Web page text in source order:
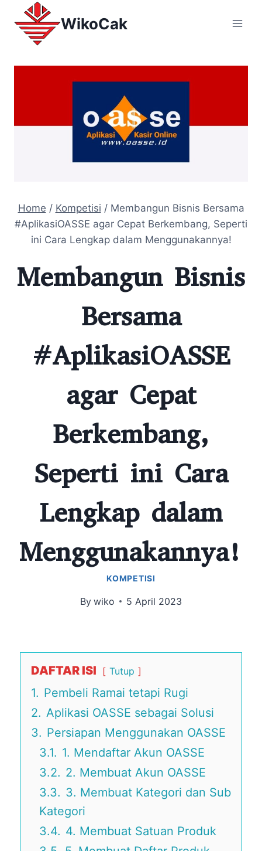
WikoCak
Home / Kompetisi / Membangun Bisnis Bersama
#AplikasiOASSE agar Cepat Berkembang, Seperti
ini Cara Lengkap dalam Menggunakannya!
Membangun Bisnis
Bersama
#AplikasiOASSE
agar Cepat
Berkembang,
Seperti ini Cara
Lengkap dalam
Menggunakannya!
KOMPETISI
By wiko 5 April 2023
DAFTAR ISI Tutup
1. Pembeli Ramai tetapi Rugi
2. Aplikasi OASSE sebagai Solusi
3. Persiapan Menggunakan OASSE
3.1. 1. Mendaftar Akun OASSE
3.2. 2. Membuat Akun OASSE
3.3. 3. Membuat Kategori dan Sub
Kategori
3.4. 4. Membuat Satuan Produk